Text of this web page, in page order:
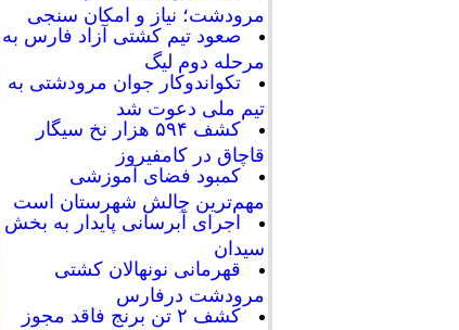
مرودشت؛ نیاز و امکان سنجی
صعود تیم کشتی آزاد فارس به
مرحله دوم لیگ
تکواندوکار جوان مرودشتی به
تیم ملی دعوت شد
کشف ۵۹۴ هزار نخ سیگار
قاچاق در کامفیروز
کمبود فضای آموزشی
مهم‌ترین چالش شهرستان است
اجرای آبرسانی پایدار به بخش
سیدان
قهرمانی نونهالان کشتی
مرودشت درفارس
کشف ۲ تن برنج فاقد مجوز